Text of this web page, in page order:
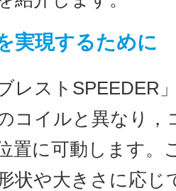
実現するために
レストSPEEDER
コイルと異なり，
置に可動します。
状や大きさに応じ